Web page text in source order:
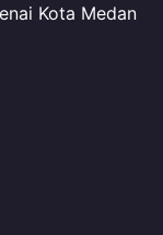
Kota Medan